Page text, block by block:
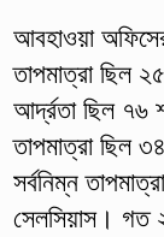
আবহাওয়া
তাপমাত্রা ছিল
আর্দ্রতা ছিল ৭৬
তাপমাত্রা ছিল
সর্বনিম্ন
সেলসিয়াস। গত